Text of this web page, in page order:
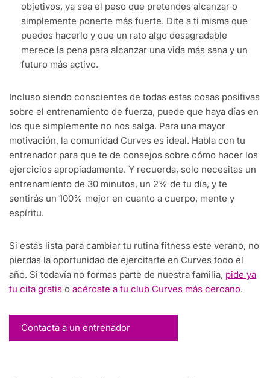
objetivos, ya sea el peso que pretendes alcanzar o
simplemente ponerte más fuerte. Dite a ti misma que
puedes hacerlo y que un rato algo desagradable
merece la pena para alcanzar una vida más sana y un
futuro más activo.
Incluso siendo conscientes de todas estas cosas positivas
sobre el entrenamiento de fuerza, puede que haya días en
los que simplemente no nos salga. Para una mayor
motivación, la comunidad Curves es ideal. Habla con tu
entrenador para que te de consejos sobre cómo hacer los
ejercicios apropiadamente. Y recuerda, solo necesitas un
entrenamiento de 30 minutos, un 2% de tu día, y te
sentirás un 100% mejor en cuanto a cuerpo, mente y
espíritu.
Si estás lista para cambiar tu rutina fitness este verano, no
pierdas la oportunidad de ejercitarte en Curves todo el
año. Si todavía no formas parte de nuestra familia, pide ya
tu cita gratis o acércate a tu club Curves más cercano.
Contacta a un entrenador